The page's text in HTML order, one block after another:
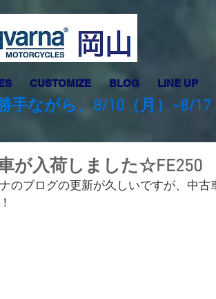
CUSTOMIZE BLOG LINE UP
手ながら、8/10（月）~8/
が入荷しました☆FE250
のブログの更新が久しいですが、中